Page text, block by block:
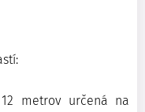
metrov určená na